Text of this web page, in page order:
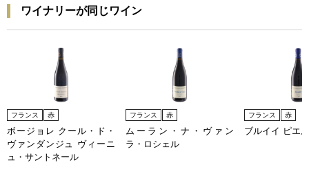
ワイナリーが同じワイン
フランス 赤
ボージョレ クール・ド・
ヴァンダンジュ ヴィーニ
ュ・サントネール
フランス 赤
ムーラン・ナ・ヴァン
ラ・ロシェル
フランス 赤
ブルイイ ピエ